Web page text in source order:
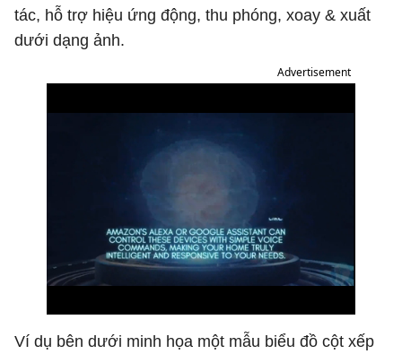
tác, hỗ trợ hiệu ứng động, thu phóng, xoay & xuất
dưới dạng ảnh.
Advertisement
Ví dụ bên dưới minh họa một mẫu biểu đồ cột xếp